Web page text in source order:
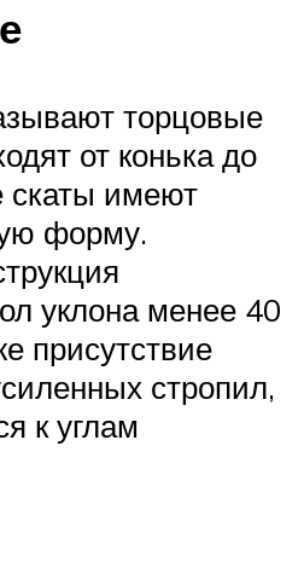
торцовые
от конька до
скаты имеют
форму.
уклона менее 40
присутствие
стропил,
к углам